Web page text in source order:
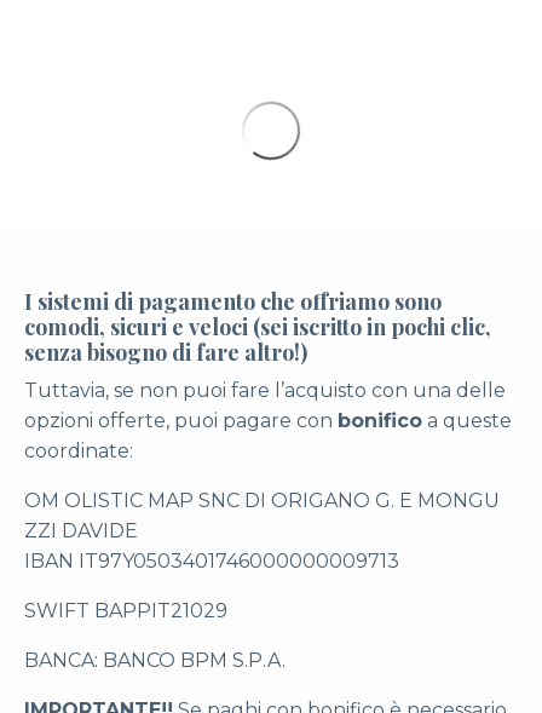
I sistemi di pagamento che offriamo sono
comodi, sicuri e veloci (sei iscritto in pochi clic,
senza bisogno di fare altro!)
Tuttavia, se non puoi fare l’acquisto con una delle
opzioni offerte, puoi pagare con bonifico a queste
coordinate:
OM OLISTIC MAP SNC DI ORIGANO G. E MONGU
ZZI DAVIDE
IBAN IT97Y0503401746000000009713
SWIFT BAPPIT21029
BANCA: BANCO BPM S.P.A.